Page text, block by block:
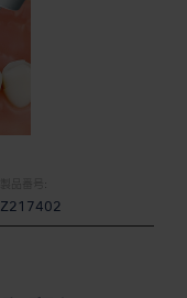
製品番号:
Z217402